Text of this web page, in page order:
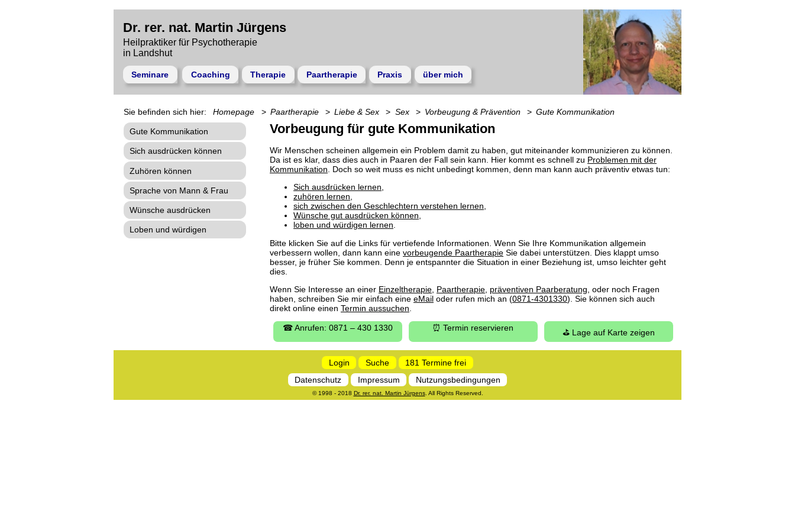
Dr. rer. nat. Martin Jürgens
Heilpraktiker für Psychotherapie
in Landshut
Seminare Coaching Therapie Paartherapie Praxis über mich
Vorbeugung für gute Kommunikation
Wir Menschen scheinen allgemein ein Problem damit zu haben, gut miteinander kommunizieren zu können.
Da ist es klar, dass dies auch in Paaren der Fall sein kann. Hier kommt es schnell zu Problemen mit der
Kommunikation . Doch so weit muss es nicht unbedingt kommen, denn man kann auch präventiv etwas tun:
Sich ausdrücken lernen
zuhören lernen
sich zwischen den Geschlechtern verstehen lernen
Wünsche gut ausdrücken können
loben und würdigen lernen
Bitte klicken Sie auf die Links für vertiefende Informationen. Wenn Sie Ihre Kommunikation allgemein
verbessern wollen, dann kann eine vorbeugende Paartherapie Sie dabei unterstützen. Dies klappt umso
besser, je früher Sie kommen. Denn je entspannter die Situation in einer Beziehung ist, umso leichter geht
dies.
Wenn Sie Interesse an einer Einzeltherapie Paartherapie präventiven Paarberatung , oder noch Fragen
haben, schreiben Sie mir einfach eine eMail oder rufen mich an (0871-4301330). Sie können sich auch
direkt online einen Termin aussuchen
☎ Anrufen: 0871 – 430 1330 ⏰ Termin reservieren ⛳ Lage auf Karte zeigen
Homepage Paartherapie Liebe & Sex Sex Vorbeugung & Prävention Gute Kommunikation
Gute Kommunikation
Sich ausdrücken können
Zuhören können
Sprache von Mann & Frau
Wünsche ausdrücken
Loben und würdigen
Login Suche
181 Termine frei
Datenschutz
Impressum Nutzungsbedingungen
© 1998 - 2018 Dr. rer. nat. Martin Jürgens. All Rights Reserved.